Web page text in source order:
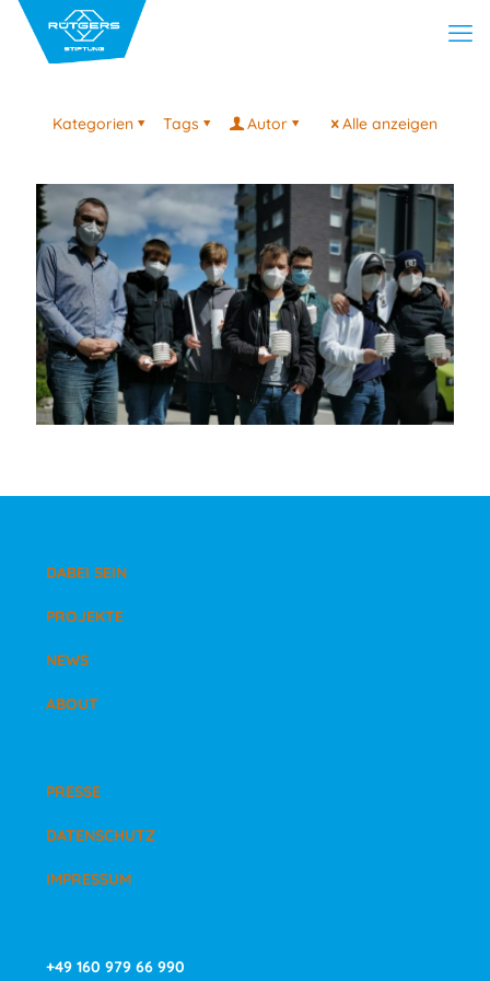
Kategorien Tags Autor Alle anzeigen
DABEI SEIN
PROJEKTE
NEWS
ABOUT
PRESSE
DATENSCHUTZ
IMPRESSUM
+49 160 979 66 990